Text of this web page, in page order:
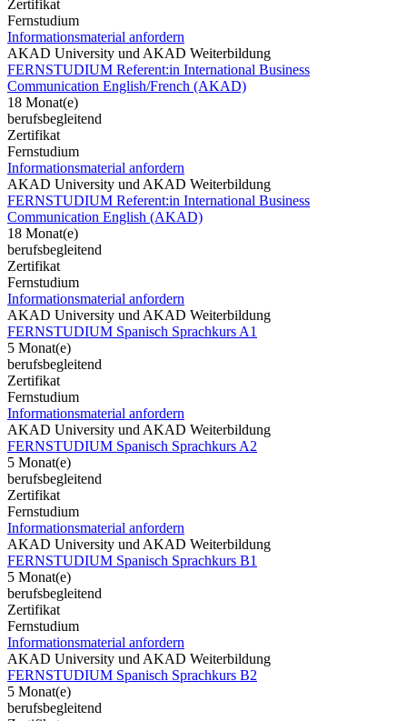
Zertifikat
Fernstudium
Informationsmaterial anfordern
AKAD University und AKAD Weiterbildung
FERNSTUDIUM Referent:in International Business
Communication English/French (AKAD)
18 Monat(e)
berufsbegleitend
Zertifikat
Fernstudium
Informationsmaterial anfordern
AKAD University und AKAD Weiterbildung
FERNSTUDIUM Referent:in International Business
Communication English (AKAD)
18 Monat(e)
berufsbegleitend
Zertifikat
Fernstudium
Informationsmaterial anfordern
AKAD University und AKAD Weiterbildung
FERNSTUDIUM Spanisch Sprachkurs A1
5 Monat(e)
berufsbegleitend
Zertifikat
Fernstudium
Informationsmaterial anfordern
AKAD University und AKAD Weiterbildung
FERNSTUDIUM Spanisch Sprachkurs A2
5 Monat(e)
berufsbegleitend
Zertifikat
Fernstudium
Informationsmaterial anfordern
AKAD University und AKAD Weiterbildung
FERNSTUDIUM Spanisch Sprachkurs B1
5 Monat(e)
berufsbegleitend
Zertifikat
Fernstudium
Informationsmaterial anfordern
AKAD University und AKAD Weiterbildung
FERNSTUDIUM Spanisch Sprachkurs B2
5 Monat(e)
berufsbegleitend